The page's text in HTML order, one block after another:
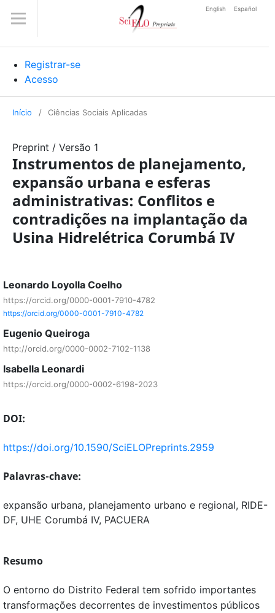
Registrar-se
Acesso
English Español
Início / Ciências Sociais Aplicadas
Preprint / Versão 1
Instrumentos de planejamento,
expansão urbana e esferas
administrativas: Conflitos e
contradições na implantação da
Usina Hidrelétrica Corumbá IV
Leonardo Loyolla Coelho
https://orcid.org/0000-0001-7910-4782
https://orcid.org/0000-0001-7910-4782
Eugenio Queiroga
http://orcid.org/0000-0002-7102-1138
Isabella Leonardi
https://orcid.org/0000-0002-6198-2023
DOI:
https://doi.org/10.1590/SciELOPreprints.2959
Palavras-chave:
expansão urbana, planejamento urbano e regional, RIDE-
DF, UHE Corumbá IV, PACUERA
Resumo
O entorno do Distrito Federal tem sofrido importantes
transformações decorrentes de investimentos públicos